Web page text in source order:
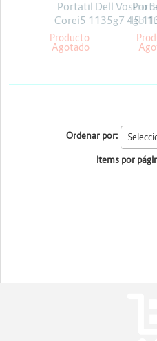
Portatil Dell Vostro
Corei5 1135g7 4gb
Linux +Licencia
Producto
Agotado
I5
Ordenar por:
Items por